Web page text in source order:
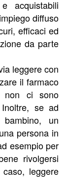
acquistabili
diffuso
efficaci ed
da parte
leggere con
il farmaco
ci sono
se ad
un
persona in
esempio per
rivolgersi
leggere